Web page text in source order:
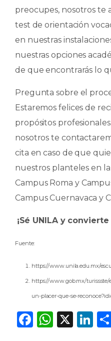
preocupes, nosotros te
test de orientación
en nuestras
nuestras opciones
de que encontrarás lo
Pregunta sobre el
Estaremos felices de
propósitos
nosotros te
cita en caso de que
nuestros planteles en
Campus Roma y
Campus Cuernavaca y
¡Sé UNILA y
Fuente:
https://www.unila.edu.mx/
https://www.gob.mx/
un-placer-que-se-
F
W X
Li